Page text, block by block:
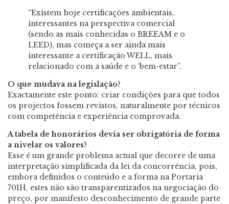
“Existem hoje certificações ambientais,
interessantes na perspectiva comercial
(sendo as mais conhecidas o BREEAM e o
LEED), mas começa a ser ainda mais
interessante a certificação WELL, mais
relacionado com a saúde e o ‘bem-estar”.
O que mudava na legislação?
Exactamente este ponto: criar condições para que todos
os projectos fossem revistos, naturalmente por técnicos
com competência e experiência comprovada.
A tabela de honorários devia ser obrigatória de forma
a nivelar os valores?
Esse é um grande problema actual que decorre de uma
interpretação simplificada da lei da concorrência, pois,
embora definidos o conteúdo e a forma na Portaria
701H, estes não são transparentizados na negociação do
preço, por manifesto desconhecimento de grande parte